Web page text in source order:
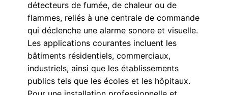
détecteurs de fumée, de chaleur ou de
flammes, reliés à une centrale de commande
qui déclenche une alarme sonore et visuelle.
Les applications courantes incluent les
bâtiments résidentiels, commerciaux,
industriels, ainsi que les établissements
publics tels que les écoles et les hôpitaux.